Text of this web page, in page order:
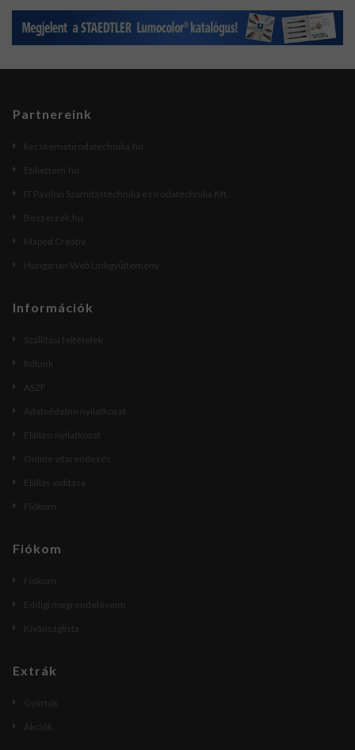
Partnereink
kecskemetirodatechnika.hu
Etikettem.hu
IT Pavilon Számítástechnika és Irodatechnika Kft.
Beszerzek.hu
Maped Creativ
Hungarian Web Linkgyűjtemény
Információk
Szállítási feltételek
Rólunk
ÁSZF
Adatvédelmi nyilatkozat
Elállási nyilatkozat
Online vitarendezés
Elállás indítása
Fiókom
Fiókom
Fiókom
Eddigi megrendeléseim
Kívánságlista
Extrák
Gyártók
Akciók